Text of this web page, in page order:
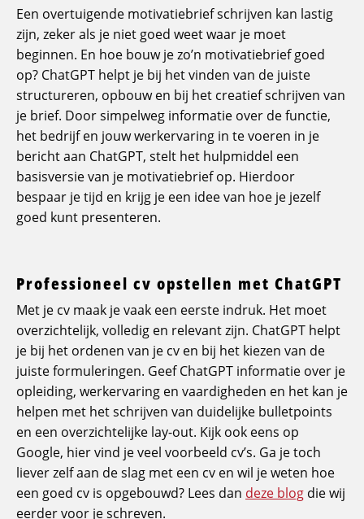
Een overtuigende motivatiebrief schrijven kan lastig
zijn, zeker als je niet goed weet waar je moet
beginnen. En hoe bouw je zo’n motivatiebrief goed
op? ChatGPT helpt je bij het vinden van de juiste
structureren, opbouw en bij het creatief schrijven van
je brief. Door simpelweg informatie over de functie,
het bedrijf en jouw werkervaring in te voeren in je
bericht aan ChatGPT, stelt het hulpmiddel een
basisversie van je motivatiebrief op. Hierdoor
bespaar je tijd en krijg je een idee van hoe je jezelf
goed kunt presenteren.
Professioneel cv opstellen met ChatGPT
Met je cv maak je vaak een eerste indruk. Het moet
overzichtelijk, volledig en relevant zijn. ChatGPT helpt
je bij het ordenen van je cv en bij het kiezen van de
juiste formuleringen. Geef ChatGPT informatie over je
opleiding, werkervaring en vaardigheden en het kan je
helpen met het schrijven van duidelijke bulletpoints
en een overzichtelijke lay-out. Kijk ook eens op
Google, hier vind je veel voorbeeld cv’s. Ga je toch
liever zelf aan de slag met een cv en wil je weten hoe
een goed cv is opgebouwd? Lees dan deze blog die wij
eerder voor je schreven.